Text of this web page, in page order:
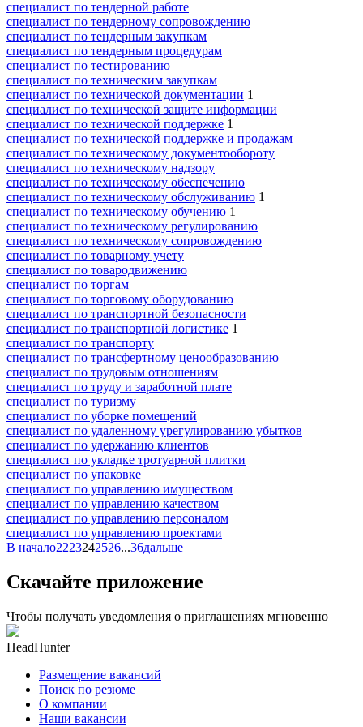
специалист по тендерной работе
специалист по тендерному сопровождению
специалист по тендерным закупкам
специалист по тендерным процедурам
специалист по тестированию
специалист по техническим закупкам
специалист по технической документации 1
специалист по технической защите информации
специалист по технической поддержке 1
специалист по технической поддержке и продажам
специалист по техническому документообороту
специалист по техническому надзору
специалист по техническому обеспечению
специалист по техническому обслуживанию 1
специалист по техническому обучению 1
специалист по техническому регулированию
специалист по техническому сопровождению
специалист по товарному учету
специалист по товародвижению
специалист по торгам
специалист по торговому оборудованию
специалист по транспортной безопасности
специалист по транспортной логистике 1
специалист по транспорту
специалист по трансфертному ценообразованию
специалист по трудовым отношениям
специалист по труду и заработной плате
специалист по туризму
специалист по уборке помещений
специалист по удаленному урегулированию убытков
специалист по удержанию клиентов
специалист по укладке тротуарной плитки
специалист по упаковке
специалист по управлению имуществом
специалист по управлению качеством
специалист по управлению персоналом
специалист по управлению проектами
В начало2223242526...36дальше
Скачайте приложение
Чтобы получать уведомления о приглашениях мгновенно
HeadHunter
Размещение вакансий
Поиск по резюме
О компании
Наши вакансии